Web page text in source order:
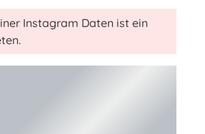
Instagram Daten ist ein